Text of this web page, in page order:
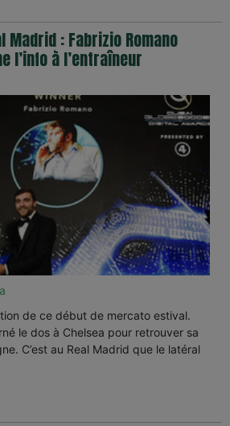
Madrid : Fabrizio Romano
l’info à l’entraîneur
de ce début de mercato estival.
le dos à Chelsea pour retrouver sa
C’est au Real Madrid que le latéral